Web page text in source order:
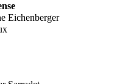
Eichenberger